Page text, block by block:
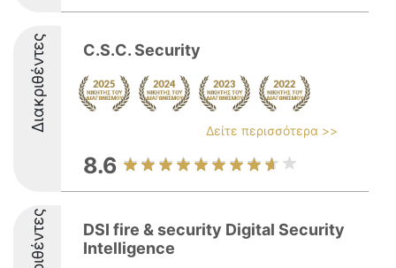
Διακριθέντες C.S.C. Security
Δείτε περισσότερα >>
8.6
DSI fire & security Digital Security
Intelligence